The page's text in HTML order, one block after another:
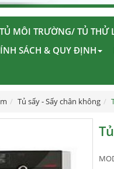
TỦ MÔI TRƯỜNG/ TỦ THỬ
SÁCH & QUY ĐỊNH
Tủ sấy - Sấy chân không